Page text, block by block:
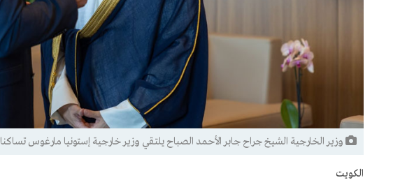
وزير الخارجية الشيخ جراح جابر الأحمد الصباح يلتقي وزير خارجية إستونيا مارغوس تساكنا
الكويت